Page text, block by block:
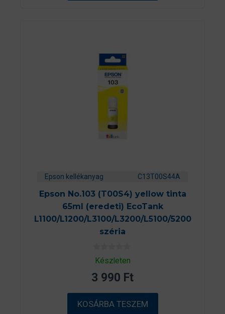
Epson kellékanyag C13T00S44A
Epson No.103 (T00S4) yellow tinta
65ml (eredeti) EcoTank
L1100/L1200/L3100/L3200/L5100/5200
széria
0
a
5
b
ő
l
Készleten
3 990 Ft
KOSÁRBA TESZEM